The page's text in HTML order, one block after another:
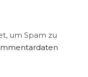
um Spam zu